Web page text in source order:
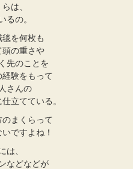
は、
るの。
を何枚も
頭の重さや
先のことを
験をもって
さんの
立てている。
まくらって
ですよね！
は、
などなどが